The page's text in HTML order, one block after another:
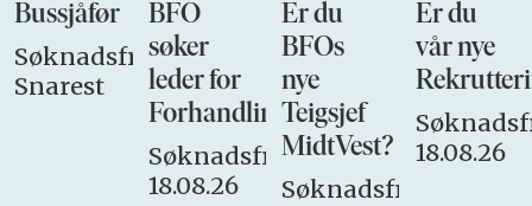
Bussjåfør
Søknadsfrist:
Snarest
BFO
søker
leder for
Forhandlingsutvalget
Søknadsfrist:
18.08.26
Er du
BFOs
nye
Teigsjef
MidtVest?
Søknadsfrist:
Er du
vår nye
18.08.26